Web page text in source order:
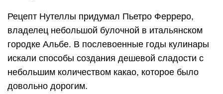
Рецепт Нутеллы придумал Пьетро Ферреро,
владелец небольшой булочной в итальянском
городке Альбе. В послевоенные годы кулинары
искали способы создания дешевой сладости с
небольшим количеством какао, которое было
довольно дорогим.